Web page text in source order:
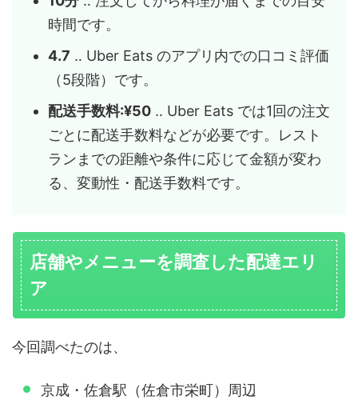
時間です。
4.7 ‥ Uber Eats のアプリ内での口コミ評価
（5段階）です。
配送手数料:¥50 ‥ Uber Eats では1回の注文
ごとに配送手数料などが必要です。レスト
ランまでの距離や条件に応じて金額が変わ
る、変動性・配送手数料です。
店舗やメニューを調査した配達エリ
ア
今回調べたのは、
京成・佐倉駅（佐倉市栄町）周辺